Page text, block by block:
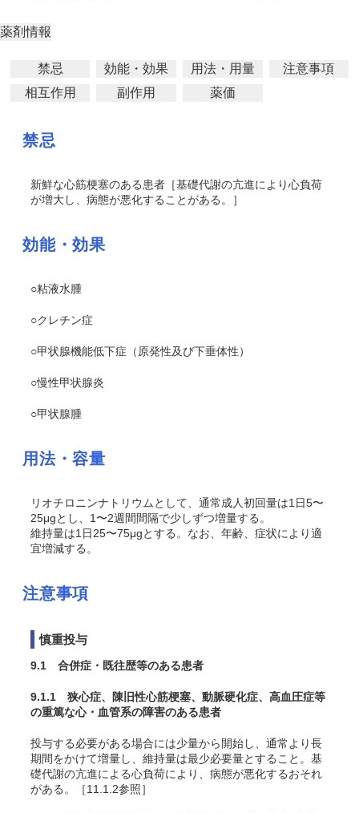
薬剤情報
禁忌 効能・効果 用法・用量
注意事項
相互作用
副作用 薬価
禁忌
新鮮な心筋梗塞のある患者［基礎代謝の亢進により心負荷
が増大し、病態が悪化することがある。］
効能・効果
○粘液水腫
○クレチン症
○甲状腺機能低下症（原発性及び下垂体性）
○慢性甲状腺炎
○甲状腺腫
用法・容量
リオチロニンナトリウムとして、通常成人初回量は1日5〜
25μgとし、1〜2週間間隔で少しずつ増量する。
維持量は1日25〜75μgとする。なお、年齢、症状により適
宜増減する。
注意事項
慎重投与
9.1 合併症・既往歴等のある患者
9.1.1 狭心症、陳旧性心筋梗塞、動脈硬化症、高血圧症等
の重篤な心・血管系の障害のある患者
投与する必要がある場合には少量から開始し、通常より長
期間をかけて増量し、維持量は最少必要量とすること。基
礎代謝の亢進による心負荷により、病態が悪化するおそれ
がある。［11.1.2参照］